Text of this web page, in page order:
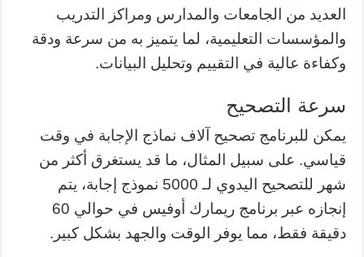
العديد من الجامعات والمدارس ومراكز التدريب
والمؤسسات التعليمية، لما يتميز به من سرعة ودقة
وكفاءة عالية في التقييم وتحليل البيانات.
سرعة التصحيح
يمكن للبرنامج تصحيح آلاف نماذج الإجابة في وقت
قياسي. على سبيل المثال، ما قد يستغرق أكثر من
شهر للتصحيح اليدوي لـ 5000 نموذج إجابة، يتم
إنجازه عبر برنامج ريمارك أوفيس في حوالي 60
دقيقة فقط، مما يوفر الوقت والجهد بشكل كبير.